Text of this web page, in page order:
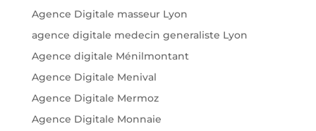
Agence Digitale masseur Lyon
agence digitale medecin generaliste Lyon
Agence digitale Ménilmontant
Agence Digitale Menival
Agence Digitale Mermoz
Agence Digitale Monnaie